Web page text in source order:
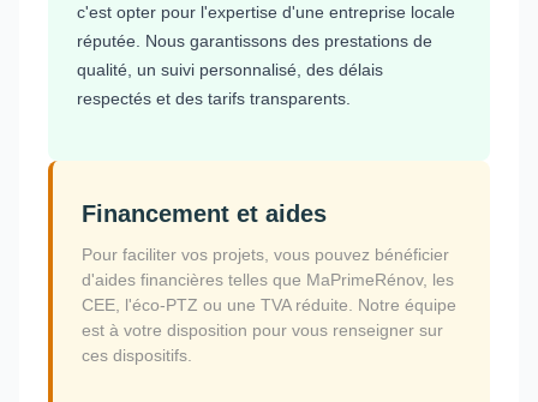
c'est opter pour l'expertise d'une entreprise locale
réputée. Nous garantissons des prestations de
qualité, un suivi personnalisé, des délais
respectés et des tarifs transparents.
Financement et aides
Pour faciliter vos projets, vous pouvez bénéficier
d'aides financières telles que MaPrimeRénov, les
CEE, l'éco-PTZ ou une TVA réduite. Notre équipe
est à votre disposition pour vous renseigner sur
ces dispositifs.